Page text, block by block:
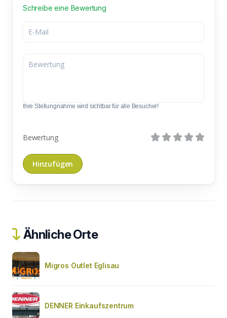
Schreibe eine Bewertung
Ihre Stellungnahme wird sichtbar für alle Besucher!
Bewertung
Ähnliche Orte
Migros Outlet Eglisau
DENNER Einkaufszentrum